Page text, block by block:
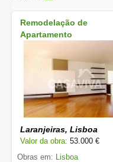
Remodelação de
Apartamento
Laranjeiras, Lisboa
Valor da obra: 53.000 €
Obras em: Lisboa